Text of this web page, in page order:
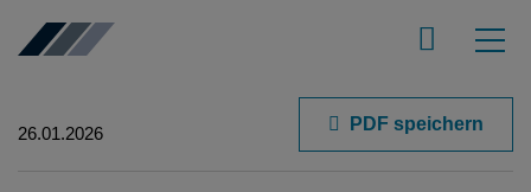
26.01.2026 PDF speichern